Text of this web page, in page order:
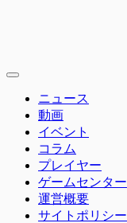
toggle
ニュース
動画
イベント
コラム
プレイヤー
ゲームセンター
運営概要
サイトポリシー